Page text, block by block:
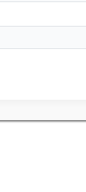
IFSI